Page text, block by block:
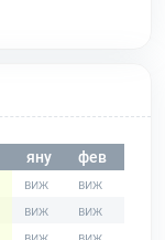
яну фев